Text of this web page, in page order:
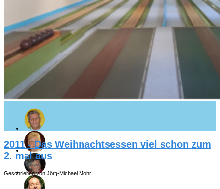
2011 - Das Weihnachtsessen viel schon zum
2. mal aus
Geschrieben von Jörg-Michael Mohr